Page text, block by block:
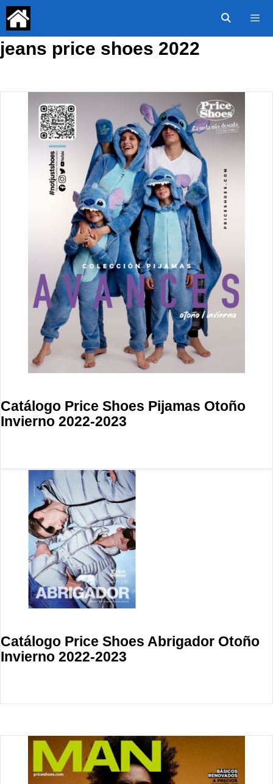
Saltar
contenido
jeans price shoes 2022
Catálogo Price Shoes Pijamas Otoño
Invierno 2022-2023
Catálogo Price Shoes Abrigador Otoño
Invierno 2022-2023